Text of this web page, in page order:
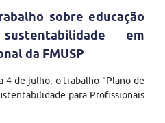
sobre educação
em
da FMUSP
4 de julho, o trabalho “Plano de
para Profissionais